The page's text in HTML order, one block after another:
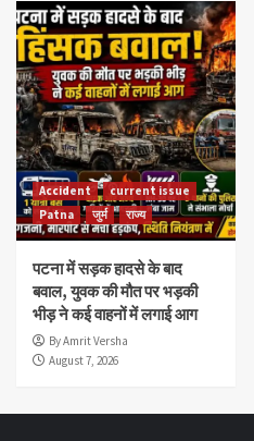
Accident
current issue
Patna
जुर्म राज्य
पटना में सड़क हादसे के बाद
बवाल, युवक की मौत पर भड़की
भीड़ ने कई वाहनों में लगाई आग
By Amrit Versha
August 7, 2026